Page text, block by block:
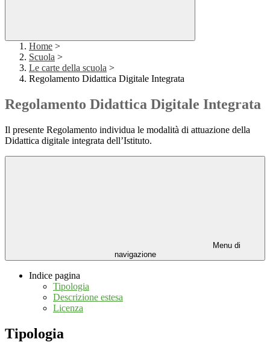
Home >
Scuola >
Le carte della scuola >
Regolamento Didattica Digitale Integrata
Regolamento Didattica Digitale Integrata
Il presente Regolamento individua le modalità di attuazione della
Didattica digitale integrata dell’Istituto.
Menu di
navigazione
Indice pagina
Tipologia
Descrizione estesa
Licenza
Tipologia